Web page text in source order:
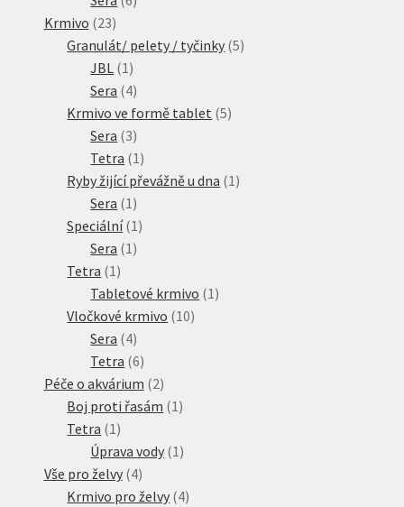
Krmivo 2323
produktů
Granulát/ pelety / tyčinky 55
JBL 1 1
produkt
Sera 44
produkty
Krmivo ve formě tablet 55
Sera 33
produkty
Tetra 1 1
produkt
Ryby žijící převážně u dna 1 1
Sera 1 1
produkt
Speciální 1 1
Sera 1 1
Tetra 1 1
produkt
Tabletové krmivo 1 1
Vločkové krmivo 1010
Sera 44
produkty
Tetra 66
produktů
Péče o akvárium 22
produkty
Boj proti řasám 1 1
Tetra 1 1
produkt
Úprava vody 1 1
Vše pro želvy 44
produkty
Krmivo pro želvy 44